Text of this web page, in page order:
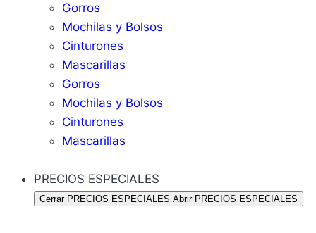
Gorros
Mochilas y Bolsos
Cinturones
Mascarillas
Gorros
Mochilas y Bolsos
Cinturones
Mascarillas
PRECIOS ESPECIALES
Cerrar PRECIOS ESPECIALES Abrir PRECIOS ESPECIALES